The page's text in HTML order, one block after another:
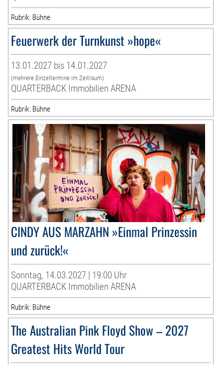
Rubrik: Bühne
Feuerwerk der Turnkunst »hope«
13.01.2027 bis 14.01.2027
(mehrere Einzeltermine im Zeitraum)
QUARTERBACK Immobilien ARENA
Rubrik: Bühne
CINDY AUS MARZAHN »Einmal Prinzessin
und zurück!«
Sonntag, 14.03.2027 | 19:00 Uhr
QUARTERBACK Immobilien ARENA
Rubrik: Bühne
The Australian Pink Floyd Show – 2027
Greatest Hits World Tour